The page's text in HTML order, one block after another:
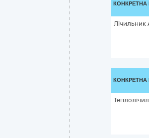
КОНКРЕТНА
Лічильник
КОНКРЕТНА